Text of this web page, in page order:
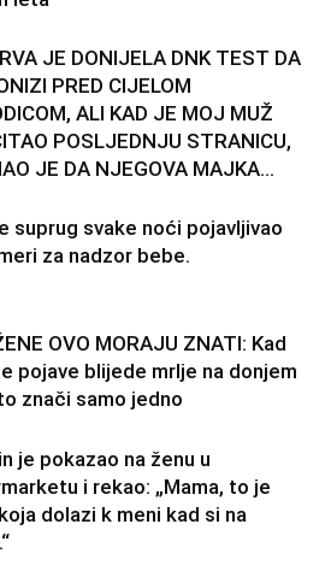
JE DONIJELA DNK TEST DA
PRED CIJELOM
ALI KAD JE MOJ MUŽ
POSLJEDNJU STRANICU,
JE DA NJEGOVA MAJKA...
suprug svake noći pojavljivao
za nadzor bebe.
OVO MORAJU ZNATI: Kad
pojave blijede mrlje na donjem
znači samo jedno
je pokazao na ženu u
i rekao: „Mama, to je
dolazi k meni kad si na